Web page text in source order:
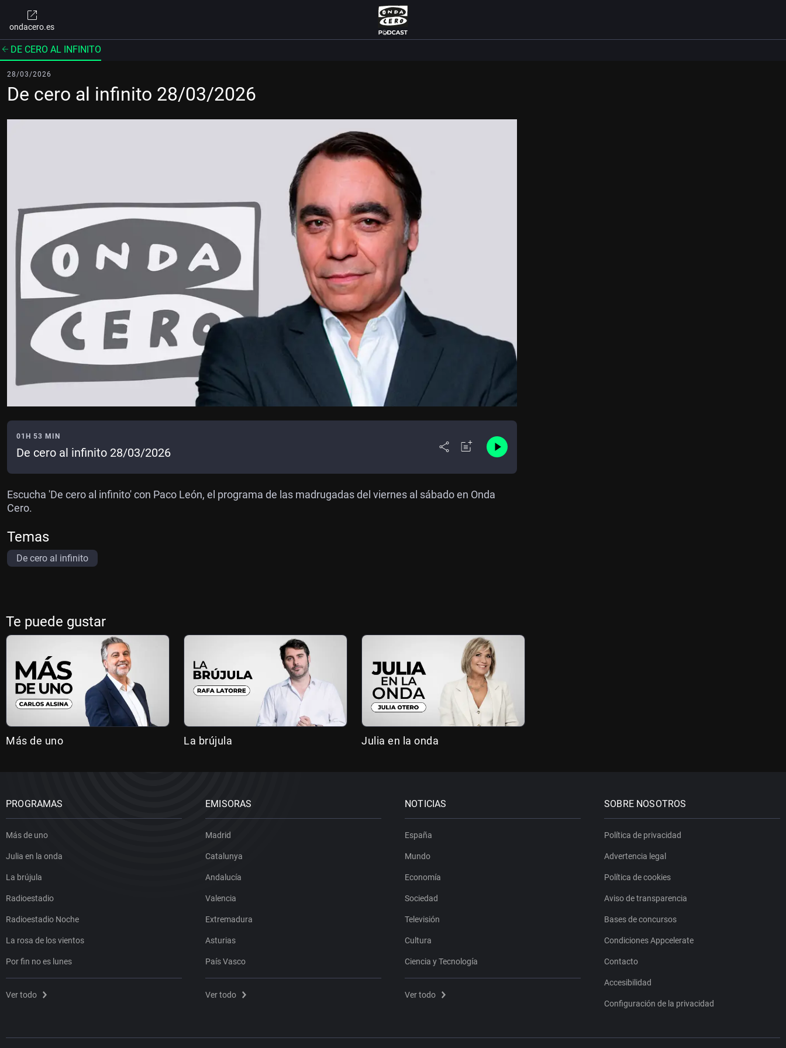
ondacero.es
DE CERO AL INFINITO
28/03/2026
De cero al infinito 28/03/2026
01H 53 MIN
De cero al infinito 28/03/2026
Escucha 'De cero al infinito' con Paco León, el programa de las madrugadas del viernes al sábado en Onda
Cero.
Temas
De cero al infinito
Te puede gustar
Más de uno La brújula Julia en la onda
PROGRAMAS
Más de uno
Julia en la onda
La brújula
Radioestadio
Radioestadio Noche
La rosa de los vientos
Por fin no es lunes
Ver todo
EMISORAS
Madrid
Catalunya
Andalucía
Valencia
Extremadura
Asturias
País Vasco
Ver todo
NOTICIAS
España
Mundo
Economía
Sociedad
Televisión
Cultura
Ciencia y Tecnología
Ver todo
SOBRE NOSOTROS
Política de privacidad
Advertencia legal
Política de cookies
Aviso de transparencia
Bases de concursos
Condiciones Appcelerate
Contacto
Accesibilidad
Configuración de la privacidad